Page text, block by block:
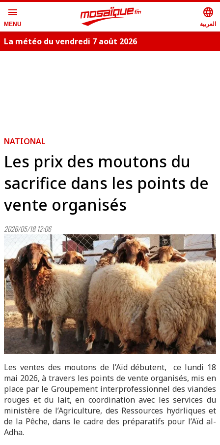
menu
MENU
language
العربية
La météo du vendredi 7 août 2026
NATIONAL
Les prix des moutons du
sacrifice dans les points de
vente organisés
2026/05/18 12:06
Les ventes des moutons de l’Aïd débutent, ce lundi 18
mai 2026, à travers les points de vente organisés, mis en
place par le Groupement interprofessionnel des viandes
rouges et du lait, en coordination avec les services du
ministère de l’Agriculture, des Ressources hydrliques et
de la Pêche, dans le cadre des préparatifs pour l’Aïd al-
Adha.